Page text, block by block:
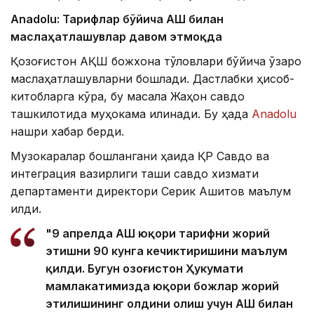
Anadolu: Тарифлар бўйича АҚШ билан
маслаҳатлашувлар давом этмоқда
Қозоғистон АҚШ божхона тўловлари бўйича ўзаро
маслаҳатлашувларни бошлади. Дастлабки ҳисоб-
китобларга кўра, бу масала Жаҳон савдо
ташкилотида муҳокама қилинади. Бу ҳақда Anadolu
нашри хабар берди.
Музокаралар бошлангани ҳақида ҚР Савдо ва
интеграция вазирлиги ташқи савдо хизмати
департаменти директори Серик Ашитов маълум
қилди.
"9 апрелда АҚШ юқори тарифни жорий
этишни 90 кунга кечиктиришини маълум
қилди. Бугун Қозоғистон Ҳукумати
мамлакатимизда юқори божлар жорий
этилишининг олдини олиш учун АҚШ билан